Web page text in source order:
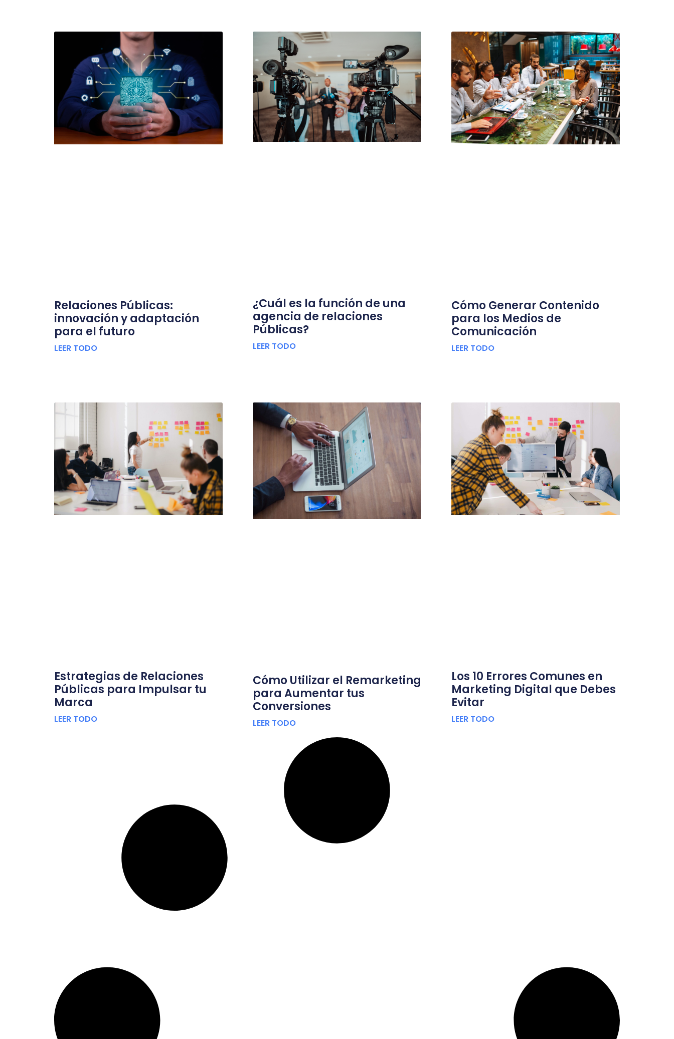
Relaciones Públicas:
innovación y adaptación
para el futuro
LEER TODO
¿Cuál es la función de una
agencia de relaciones
Públicas?
LEER TODO
Cómo Generar Contenido
para los Medios de
Comunicación
LEER TODO
Estrategias de Relaciones
Públicas para Impulsar tu
Marca
LEER TODO
Cómo Utilizar el Remarketing
para Aumentar tus
Conversiones
LEER TODO
Los 10 Errores Comunes en
Marketing Digital que Debes
Evitar
LEER TODO